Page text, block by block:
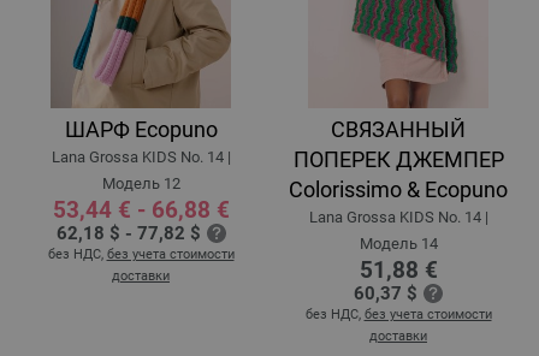
ШАРФ Ecopuno
Lana Grossa KIDS No. 14 |
Модель 12
53,44 € - 66,88 €
62,18 $ - 77,82 $
без НДС, без учета стоимости
доставки
СВЯЗАННЫЙ
ПОПЕРЕК ДЖЕМПЕР
Colorissimo & Ecopuno
Lana Grossa KIDS No. 14 |
Модель 14
51,88 €
60,37 $
без НДС, без учета стоимости
доставки